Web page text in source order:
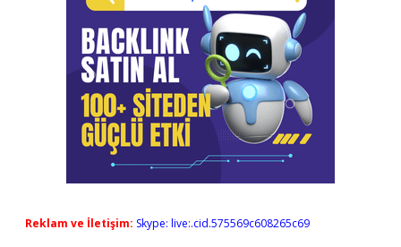
Reklam ve İletişim: Skype: live:.cid.575569c608265c69